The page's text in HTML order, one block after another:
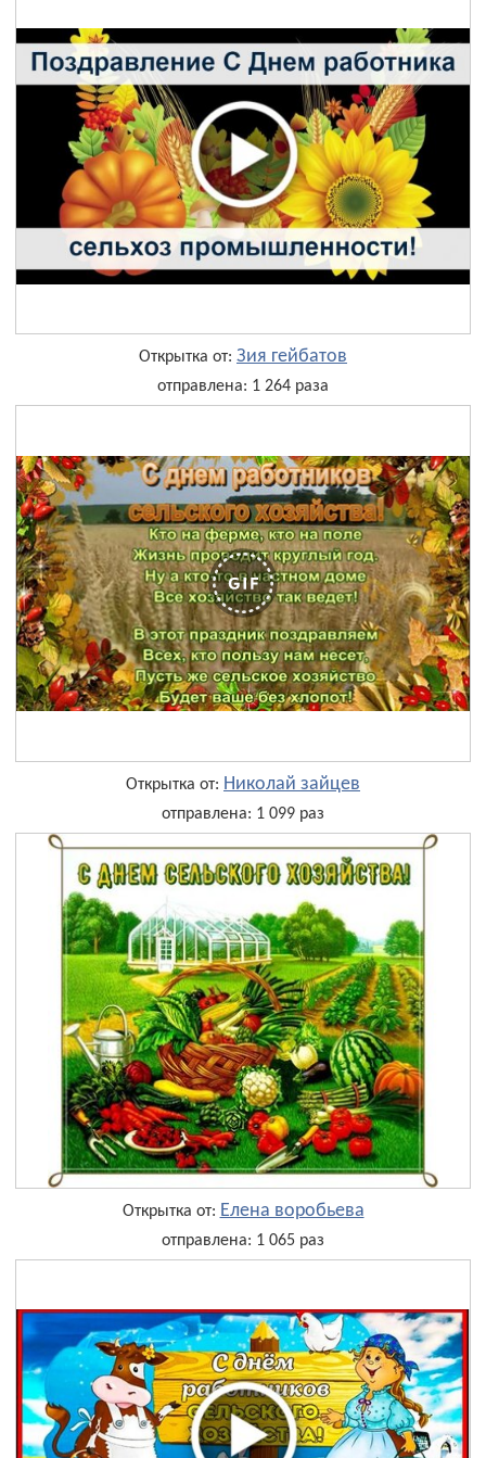
Открытка от: Зия гейбатов
отправлена: 1 264 раза
Открытка от: Николай зайцев
отправлена: 1 099 раз
Открытка от: Елена воробьева
отправлена: 1 065 раз